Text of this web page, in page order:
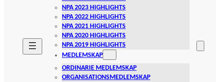
NPA 2023 HIGHLIGHTS
NPA 2022 HIGHLIGHTS
NPA 2021 HIGHLIGHTS
NPA 2020 HIGHLIGHTS
NPA 2019 HIGHLIGHTS
MEDLEMSKAP
ORDINARIE MEDLEMSKAP
ORGANISATIONSMEDLEMSKAP